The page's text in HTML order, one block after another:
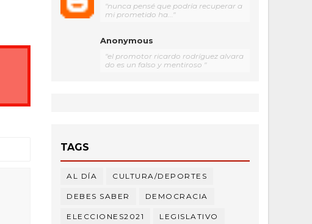
"nunca pensé que podría recuperar a
mi prometido ha..."
Anonymous
"el promotor ricardo rodríguez alvara
do es un falso y mentiroso "
TAGS
AL DÍA CULTURA/DEPORTES
DEBES SABER DEMOCRACIA
ELECCIONES2021 LEGISLATIVO